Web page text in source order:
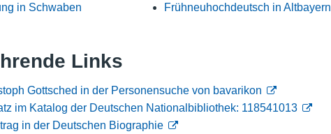
in Schwaben Frühneuhochdeutsch in Altbayern
Links
Gottsched in der Personensuche von bavarikon
im Katalog der Deutschen Nationalbibliothek: 118541013
in der Deutschen Biographie